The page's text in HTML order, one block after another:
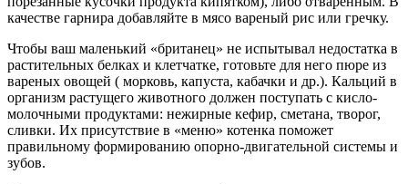
качестве гарнира добавляйте в мясо вареный рис или гречку.
Чтобы ваш маленький «британец» не испытывал недостатка в
растительных белках и клетчатке, готовьте для него пюре из
вареных овощей ( морковь, капуста, кабачки и др.). Кальций в
организм растущего животного должен поступать с кисло-
молочными продуктами: нежирные кефир, сметана, творог,
сливки. Их присутствие в «меню» котенка поможет
правильному формированию опорно-двигательной системы и
зубов.